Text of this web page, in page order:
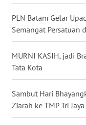
PLN Batam Gelar
Semangat Persatuan
MURNI KASIH, jadi
Tata Kota
Sambut Hari
Ziarah ke TMP Tri
WN
TOBA
WN